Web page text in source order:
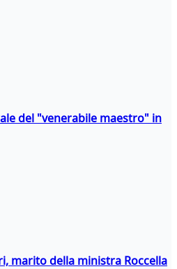
del "venerabile maestro" in
marito della ministra Roccella